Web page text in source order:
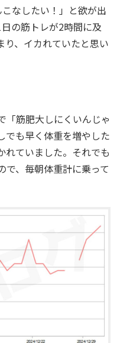
なしたい！」と欲が出
の筋トレが2時間に及
り、イカれていたと思い
「筋肥大しにくいんじゃ
も早く体重を増やした
れていました。それでも
で、毎朝体重計に乗って